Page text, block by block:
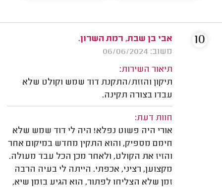
אבי בן שבת, רמת השרון.
משוב: 06/06/2024
תיאור השירות:
תיקון והזזת/התקנת דוד שמש וקולט שלא
עבדו בצורה תקינה.
חוות דעת:
אורי היה פשוט נפלא! היה לי דוד שמש שלא
חימם מספיק, והוא התקין מחדש במיקום אחר
והזיז את הקולט, ולאחר מכן הכל עבד מעולה.
מקצוען, רציני, אכפתי. הייתה לי בעיה הרבה
זמן שלא הצליחו לפתור, הוא הגיע בזמן שיא,
10